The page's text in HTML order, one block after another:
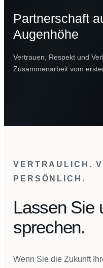
Partnerschaft
Augenhöhe
Vertrauen, Respekt und
Zusammenarbeit vom
VERTRAULICH.
PERSÖNLICH.
Lassen Sie
sprechen.
Wenn Sie die Zukunft